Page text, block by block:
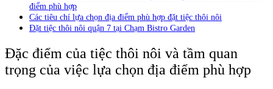
điểm phù hợp
Các tiêu chí lựa chọn địa điểm phù hợp đặt tiệc thôi nôi
Đặt tiệc thôi nôi quận 7 tại Chạm Bistro Garden
Đặc điểm của tiệc thôi nôi và tầm quan
trọng của việc lựa chọn địa điểm phù hợp